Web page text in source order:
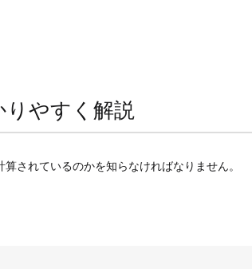
りやすく解説
されているのかを知らなければなりません。